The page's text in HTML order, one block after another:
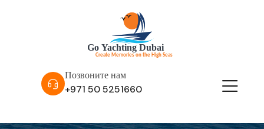
Позвоните нам
+971 50 5251660